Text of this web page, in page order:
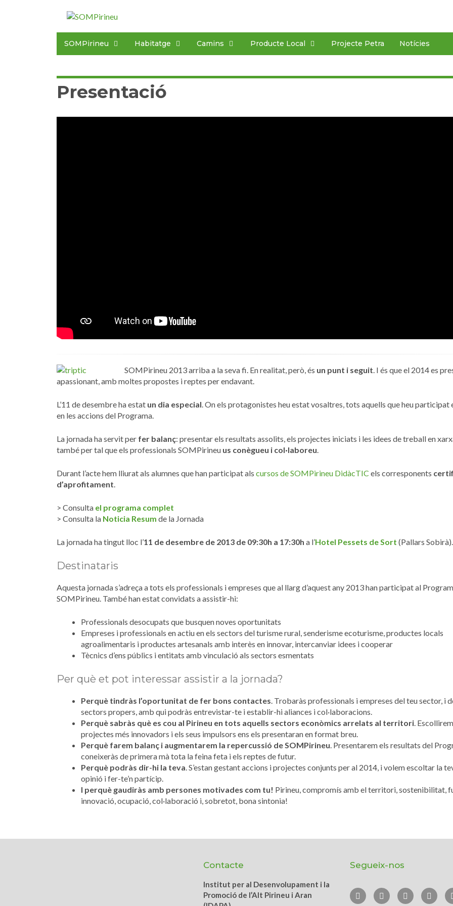
SOMPirineu Habitatge Camins Producte Local Projecte Petra Notícies
Presentació
SOMPirineu 2013 arriba a la seva fi. En realitat, però, és un punt i seguit. I és que el 2014 es
apassionant, amb moltes propostes i reptes per endavant.
L’11 de desembre ha estat un dia especial. On els protagonistes heu estat vosaltres, tots aquells que heu participat
en les accions del Programa.
La jornada ha servit per fer balanç: presentar els resultats assolits, els projectes iniciats i les idees de treball en
també per tal que els professionals SOMPirineu us conègueu i col·laboreu.
Durant l’acte hem lliurat als alumnes que han participat als cursos de SOMPirineu DidàcTIC els corresponents
d’aprofitament.
> Consulta el programa complet
> Consulta la Noticia Resum de la Jornada
La jornada ha tingut lloc l’11 de desembre de 2013 de 09:30h a 17:30h a l’Hotel Pessets de Sort (Pallars Sobirà).
Destinataris
Aquesta jornada s’adreça a tots els professionals i empreses que al llarg d’aquest any 2013 han participat al
SOMPirineu. També han estat convidats a assistir-hi:
Professionals desocupats que busquen noves oportunitats
Empreses i professionals en actiu en els sectors del turisme rural, senderisme ecoturisme, productes locals
agroalimentaris i productes artesanals amb interès en innovar, intercanviar idees i cooperar
Tècnics d’ens públics i entitats amb vinculació als sectors esmentats
Per què et pot interessar assistir a la jornada?
Perquè tindràs l’oportunitat de fer bons contactes. Trobaràs professionals i empreses del teu sector, i
sectors propers, amb qui podràs entrevistar-te i establir-hi aliances i col·laboracions.
Perquè sabràs què es cou al Pirineu en tots aquells sectors econòmics arrelats al territori.
projectes més innovadors i els seus impulsors ens els presentaran en format breu.
Perquè farem balanç i augmentarem la repercussió de SOMPirineu. Presentarem els resultats del
coneixeràs de primera mà tota la feina feta i els reptes de futur.
Perquè podràs dir-hi la teva. S’estan gestant accions i projectes conjunts per al 2014, i volem escoltar la
opinió i fer-te’n partícip.
I perquè gaudiràs amb persones motivades com tu! Pirineu, compromís amb el territori, sostenibilitat,
innovació, ocupació, col·laboració i, sobretot, bona sintonia!
Contacte
Institut per al Desenvolupament i la
Promoció de l’Alt Pirineu i Aran
Segueix-nos